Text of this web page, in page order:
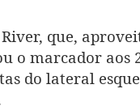
que,
o marcador aos
do lateral